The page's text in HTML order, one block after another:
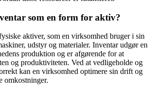
som en form for aktiv?
aktiver, som en virksomhed bruger i sin
udstyr og materialer. Inventar udgør en
produktion og er afgørende for at
og produktiviteten. Ved at vedligeholde og
kan en virksomhed optimere sin drift og
omkostninger.